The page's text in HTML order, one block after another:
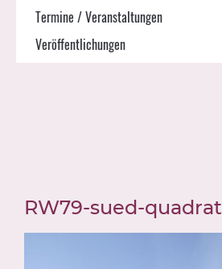
Termine / Veranstaltungen
Veröffentlichungen
RW79-sued-quadrat